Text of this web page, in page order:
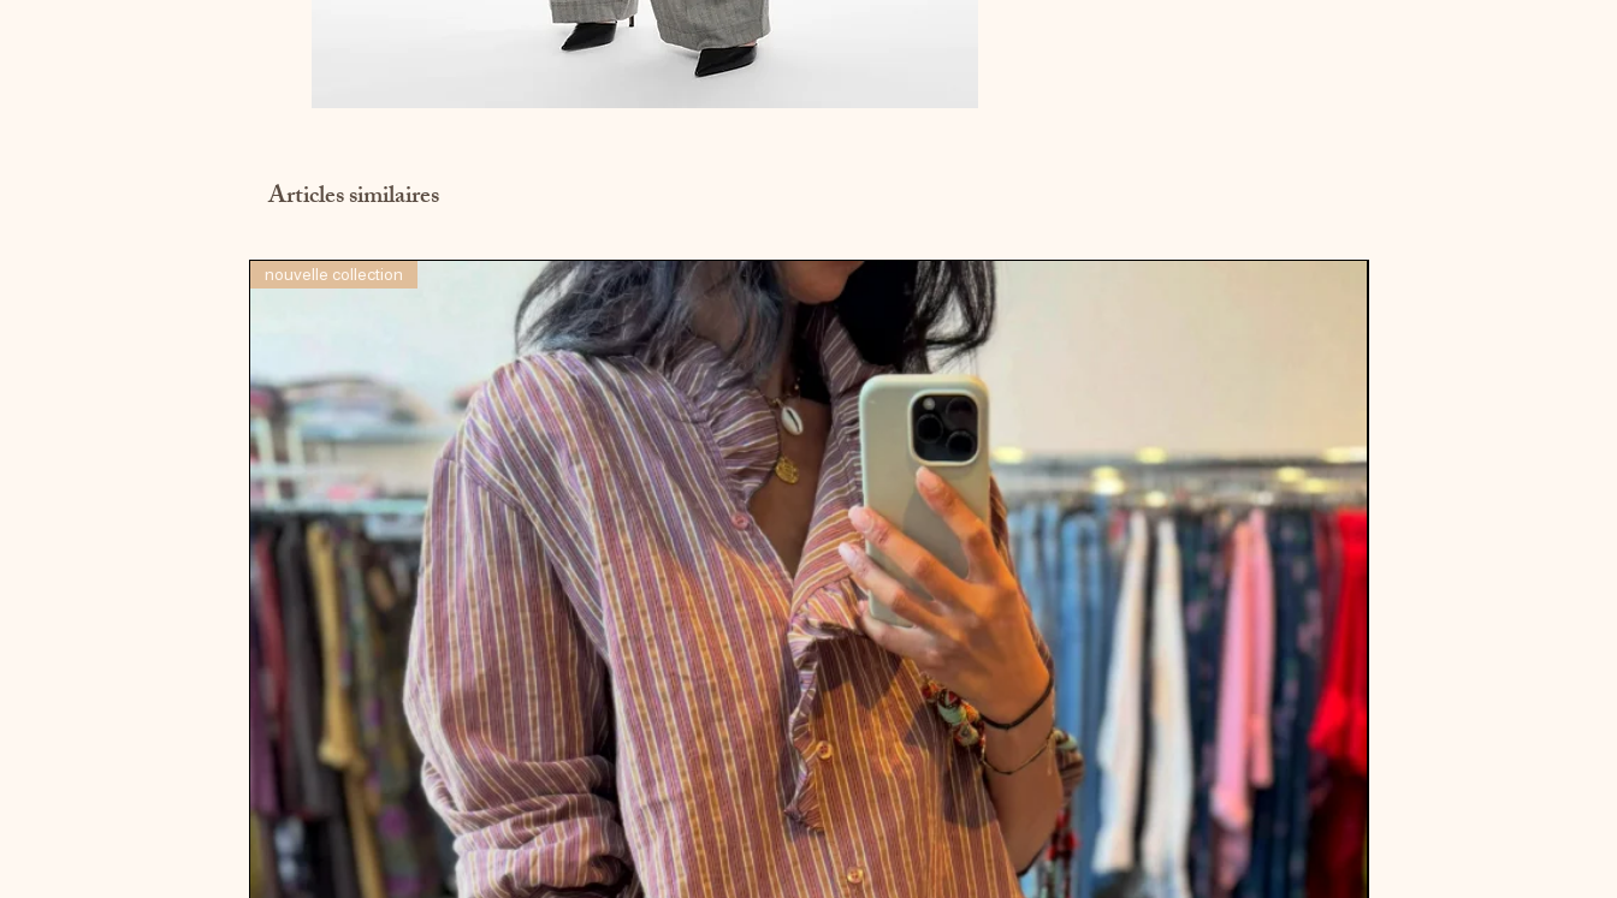
Articles similaires
nouvelle collection